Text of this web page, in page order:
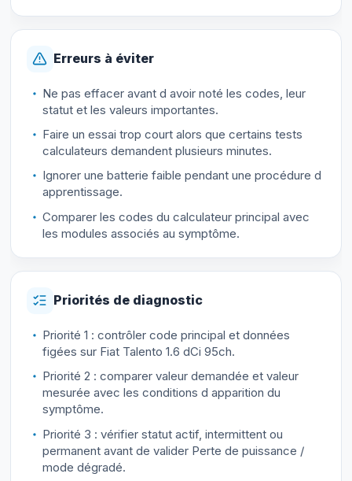
Erreurs à éviter
Ne pas effacer avant d avoir noté les codes, leur
statut et les valeurs importantes.
Faire un essai trop court alors que certains tests
calculateurs demandent plusieurs minutes.
Ignorer une batterie faible pendant une procédure d
apprentissage.
Comparer les codes du calculateur principal avec
les modules associés au symptôme.
Priorités de diagnostic
Priorité 1 : contrôler code principal et données
figées sur Fiat Talento 1.6 dCi 95ch.
Priorité 2 : comparer valeur demandée et valeur
mesurée avec les conditions d apparition du
symptôme.
Priorité 3 : vérifier statut actif, intermittent ou
permanent avant de valider Perte de puissance /
mode dégradé.